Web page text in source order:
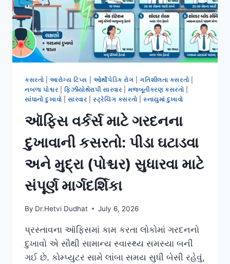
કસરતો |આરોગ્ય ટિપ્સ ઓર્થોપેડિક રોગ |ગતિશીલતા કસરતો
નબળા પોશ્ચર
ફિઝીયોથેરાપી સારવાર |મજબૂતીકરણ કસરતો
સાંધાનો દુખાવો
સારવાર |સ્ટ્રેચિંગ કસરતો સ્નાયુમાં દુખાવો
ઑફિસ વર્કર્સ માટે ગરદનના
દુખાવાની કસરતો: પીડા ઘટાડવા
અને મુદ્રા (પોશ્ચર) સુધારવા માટે
સંપૂર્ણ માર્ગદર્શિકા
By Dr.Hetvi Dudhat July 6, 2026
પ્રસ્તાવના ઑફિસમાં કામ કરતા લોકોમાં ગરદનનો
દુખાવો એ સૌથી સામાન્ય સ્વાસ્થ્ય સમસ્યા બની
ગઈ છે. કોમ્પ્યુટર સામે લાંબા સમય સુધી બેસી રહેવું,